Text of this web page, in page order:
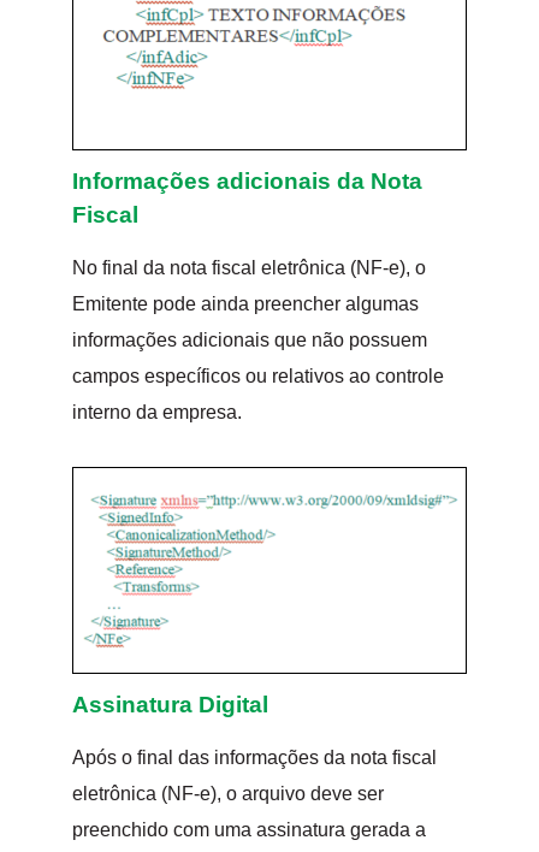
Informações adicionais da Nota
Fiscal
No final da nota fiscal eletrônica (NF-e), o
Emitente pode ainda preencher algumas
informações adicionais que não possuem
campos específicos ou relativos ao controle
interno da empresa.
Assinatura Digital
Após o final das informações da nota fiscal
eletrônica (NF-e), o arquivo deve ser
preenchido com uma assinatura gerada a